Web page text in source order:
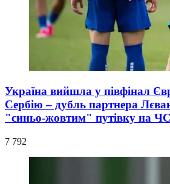
Україна вийшла у півфінал
Сербію – дубль партнера
"синьо-жовтим" путівку на
7 792